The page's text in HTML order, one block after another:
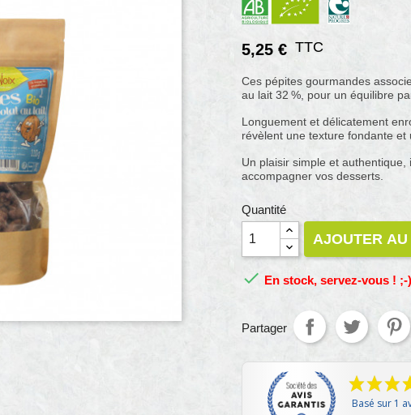
5,25 € TTC
Ces pépites gourmandes
au lait 32 %, pour un équilibre
Longuement et délicatement
révèlent une texture fondante et
Un plaisir simple et
accompagner vos desserts.
Quantité
AJOUTER AU
 En stock, servez-vous ! ;-)
Partager
Basé sur 1